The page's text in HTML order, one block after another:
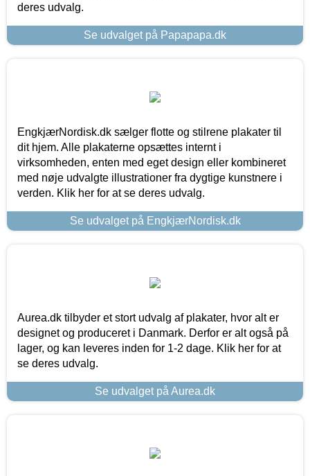
deres udvalg.
Se udvalget på Papapapa.dk
EngkjærNordisk.dk sælger flotte og stilrene plakater til
dit hjem. Alle plakaterne opsættes internt i
virksomheden, enten med eget design eller kombineret
med nøje udvalgte illustrationer fra dygtige kunstnere i
verden. Klik her for at se deres udvalg.
Se udvalget på EngkjærNordisk.dk
Aurea.dk tilbyder et stort udvalg af plakater, hvor alt er
designet og produceret i Danmark. Derfor er alt også på
lager, og kan leveres inden for 1-2 dage. Klik her for at
se deres udvalg.
Se udvalget på Aurea.dk